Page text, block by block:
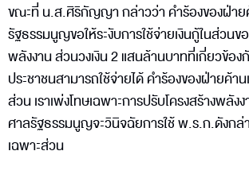
ขณะที่ น.ส.ศิริกัญญา กล่าวว่า คำร้องของฝ่า
รัฐธรรมนูญขอให้ระงับการใช้จ่ายเงินกู้ในส่วนข
พลังงาน ส่วนวงเงิน 2 แสนล้านบาทที่เกี่ยวข้อง
ประชาชนสามารถใช้จ่ายได้ คำร้องของฝ่ายค้า
ส่วน เราเพ่งโทษเฉพาะการปรับโครงสร้างพลั
ศาลรัฐธรรมนูญจะวินิจฉัยการใช้ พ.ร.ก.ดังก
เฉพาะส่วน